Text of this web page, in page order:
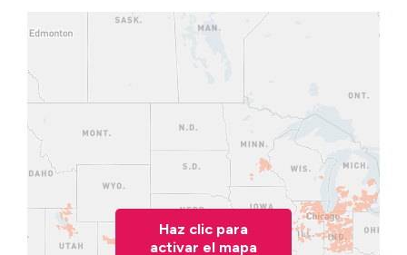
Haz clic para
activar el mapa